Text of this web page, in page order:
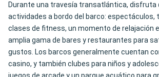
Durante una travesía transatlántica, disfruta
actividades a bordo del barco: espectáculos,
clases de fitness, un momento de relajación
amplia gama de bares y restaurantes para
gustos. Los barcos generalmente cuentan
casino, y también clubes para niños y